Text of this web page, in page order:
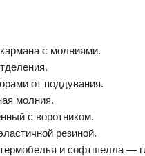
с молниями.
от поддувания.
молния.
с воротником.
резиной.
и софтшелла —